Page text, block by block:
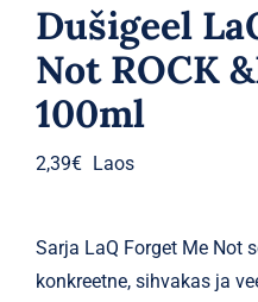
Dušigeel
Not ROCK
100ml
2,39€ Laos
Sarja LaQ Forget Me Not
konkreetne, sihvakas ja